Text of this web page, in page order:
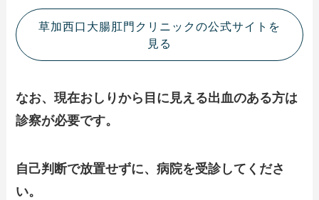
草加西口大腸肛門クリニックの公式サイトを
見る
なお、現在おしりから目に見える出血のある方は
診察が必要です。
自己判断で放置せずに、病院を受診してくださ
い。